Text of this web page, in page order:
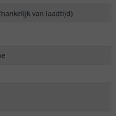
van laadtijd)